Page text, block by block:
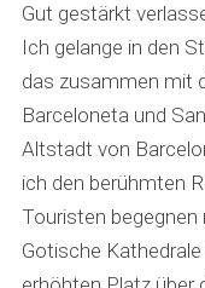
Gut gestärkt
Ich gelange in den
das zusammen mit
Barceloneta und
Altstadt von
ich den berühmten
Touristen
Gotische